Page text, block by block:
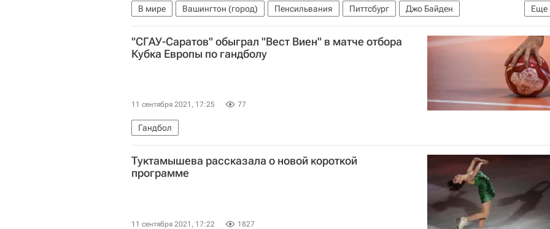
Еще
В мире Вашингтон (город) Пенсильвания Питтсбург
Джо Байден
Барак Обама
Билл Клинтон Теракты 11 сентября (2001)
"СГАУ-Саратов" обыграл "Вест Виен" в матче отбора
Кубка Европы по гандболу
11 сентября 2021, 17:25 77
Гандбол
Туктамышева рассказала о новой короткой
программе
11 сентября 2021, 17:22 1827